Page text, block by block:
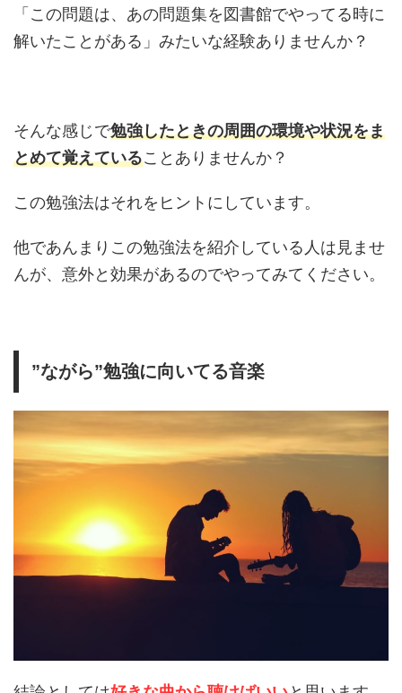
「この問題は、あの問題集を図書館でやってる時に
解いたことがある」みたいな経験ありませんか？
そんな感じで勉強したときの周囲の環境や状況をま
とめて覚えていることありませんか？
この勉強法はそれをヒントにしています。
他であんまりこの勉強法を紹介している人は見ませ
んが、意外と効果があるのでやってみてください。
”ながら”勉強に向いてる音楽